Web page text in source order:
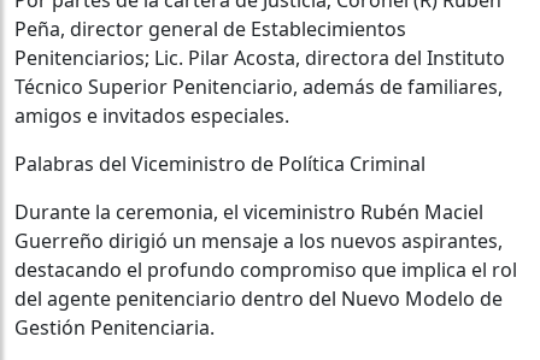
Peña, director general de Establecimientos
Penitenciarios; Lic. Pilar Acosta, directora del Instituto
Técnico Superior Penitenciario, además de familiares,
amigos e invitados especiales.
Palabras del Viceministro de Política Criminal
Durante la ceremonia, el viceministro Rubén Maciel
Guerreño dirigió un mensaje a los nuevos aspirantes,
destacando el profundo compromiso que implica el rol
del agente penitenciario dentro del Nuevo Modelo de
Gestión Penitenciaria.